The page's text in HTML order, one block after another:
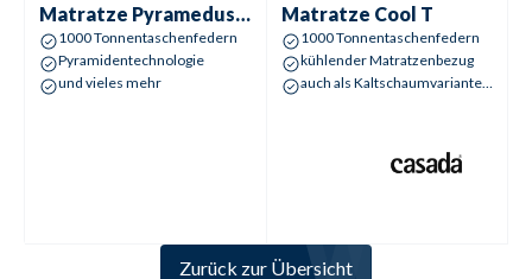
Matratze Pyramedus TTFK
1000 Tonnentaschenfedern
Pyramidentechnologie
und vieles mehr
Matratze Cool T
1000 Tonnentaschenfedern
kühlender Matratzenbezug
auch als Kaltschaumvariante möglich
Zurück zur Übersicht